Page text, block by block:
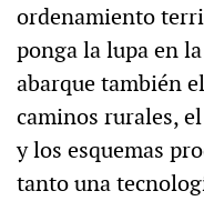
ordenamiento
ponga la lupa en
abarque también
caminos rurales,
y los esquemas
tanto una